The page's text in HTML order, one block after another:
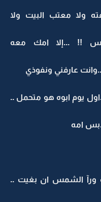
ولا معتب البيت ولا
!! ...إلا امك معه
عارفني ونفوذي
يوم ابوه هو متحمل ..
امه
ورآ الشمس ان بغيت ..